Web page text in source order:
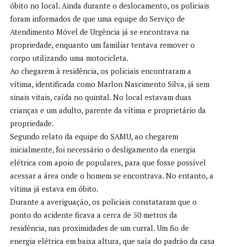
óbito no local. Ainda durante o deslocamento, os policiais
foram informados de que uma equipe do Serviço de
Atendimento Móvel de Urgência já se encontrava na
propriedade, enquanto um familiar tentava remover o
corpo utilizando uma motocicleta.
Ao chegarem à residência, os policiais encontraram a
vítima, identificada como Marlon Nascimento Silva, já sem
sinais vitais, caída no quintal. No local estavam duas
crianças e um adulto, parente da vítima e proprietário da
propriedade.
Segundo relato da equipe do SAMU, ao chegarem
inicialmente, foi necessário o desligamento da energia
elétrica com apoio de populares, para que fosse possível
acessar a área onde o homem se encontrava. No entanto, a
vítima já estava em óbito.
Durante a averiguação, os policiais constataram que o
ponto do acidente ficava a cerca de 50 metros da
residência, nas proximidades de um curral. Um fio de
energia elétrica em baixa altura, que saía do padrão da casa